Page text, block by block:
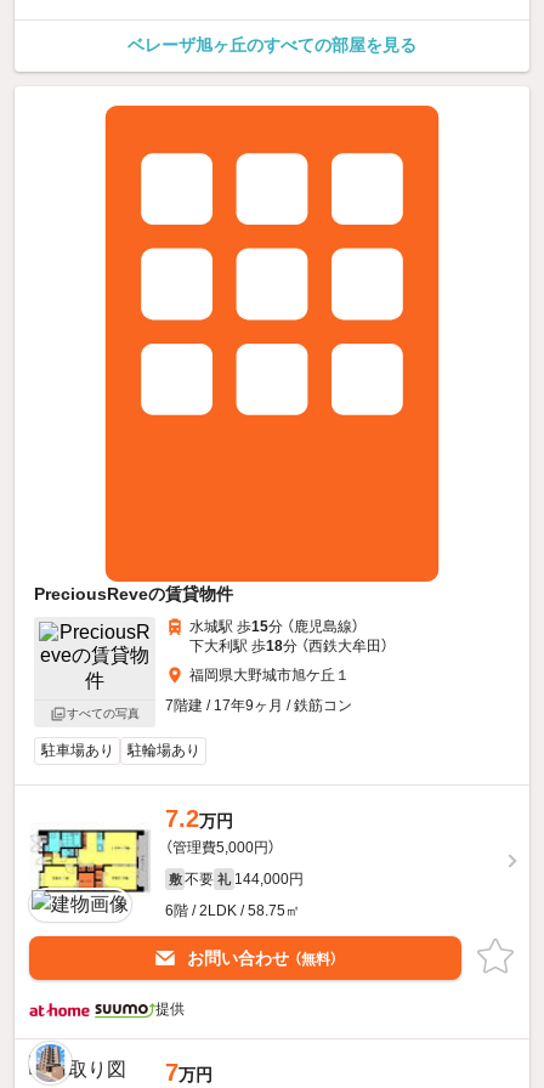
ベレーザ旭ヶ丘のすべての部屋を見る
PreciousReveの賃貸物件
すべての写真
水城駅 歩15分 （鹿児島線）
下大利駅 歩18分 （西鉄大牟田）
福岡県大野城市旭ケ丘１
7階建 / 17年9ヶ月 / 鉄筋コン
駐車場あり 駐輪場あり
7.2万円
（管理費5,000円）
敷 不要 礼 144,000円
6階 / 2LDK / 58.75㎡
お問い合わせ （無料）
提供
7万円